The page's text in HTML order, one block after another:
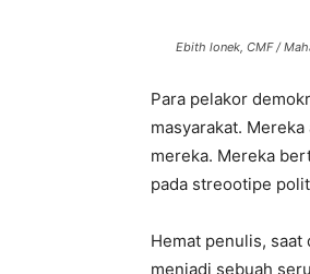
Ebith lonek, CMF /
Para pelakor
masyarakat.
mereka. Mereka
pada streootipe
Hemat penulis, saat
menjadi sebuah